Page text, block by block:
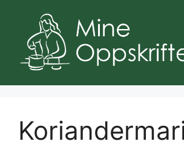
innhold